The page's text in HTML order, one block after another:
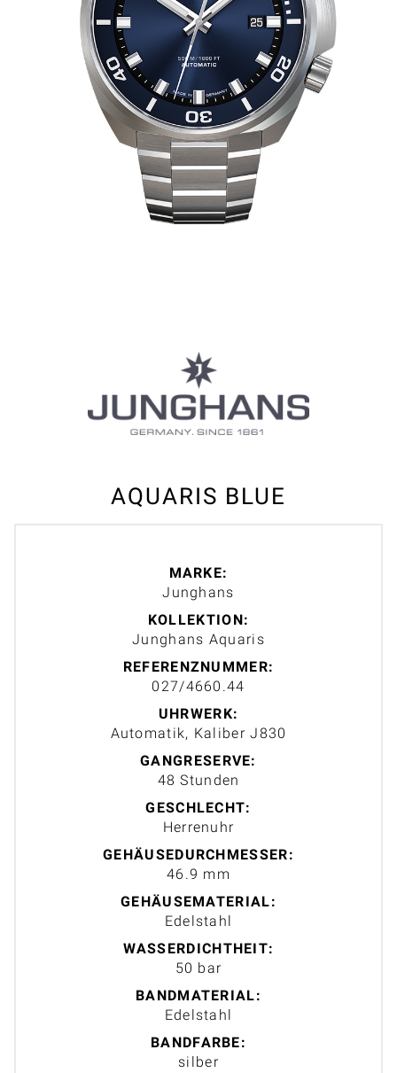
AQUARIS BLUE
MARKE:
Junghans
KOLLEKTION:
Junghans Aquaris
REFERENZNUMMER:
027/4660.44
UHRWERK:
Automatik, Kaliber J830
GANGRESERVE:
48 Stunden
GESCHLECHT:
Herrenuhr
GEHÄUSEDURCHMESSER:
46.9 mm
GEHÄUSEMATERIAL:
Edelstahl
WASSERDICHTHEIT:
50 bar
BANDMATERIAL:
Edelstahl
BANDFARBE:
silber